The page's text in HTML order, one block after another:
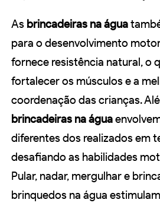
As brincadeiras na água
para o desenvolvimento
fornece resistência natural, o
fortalecer os músculos e a
coordenação das crianças.
brincadeiras na água
diferentes dos realizados em
desafiando as habilidades
Pular, nadar, mergulhar e
brinquedos na água